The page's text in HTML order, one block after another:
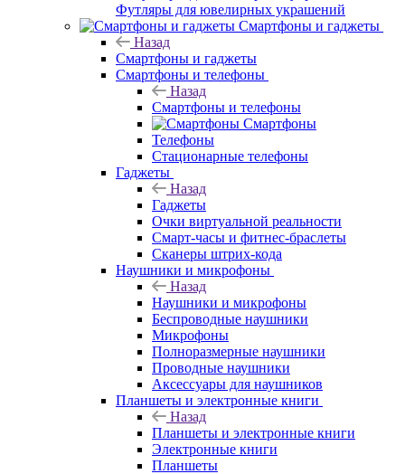
Футляры для ювелирных украшений
Смартфоны и гаджеты
Назад
Смартфоны и гаджеты
Смартфоны и телефоны
Назад
Смартфоны и телефоны
Смартфоны
Телефоны
Стационарные телефоны
Гаджеты
Назад
Гаджеты
Очки виртуальной реальности
Смарт-часы и фитнес-браслеты
Сканеры штрих-кода
Наушники и микрофоны
Назад
Наушники и микрофоны
Беспроводные наушники
Микрофоны
Полноразмерные наушники
Проводные наушники
Аксессуары для наушников
Планшеты и электронные книги
Назад
Планшеты и электронные книги
Электронные книги
Планшеты